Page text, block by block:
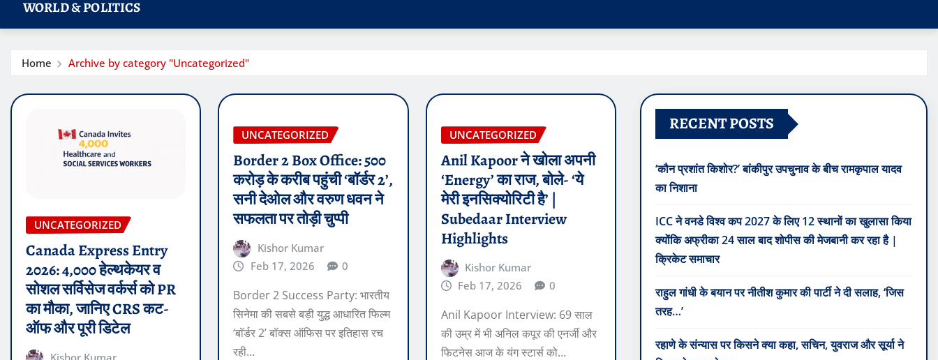
WORLD & POLITICS
Home Archive by category "Uncategorized"
UNCATEGORIZED
Canada Express Entry
2026: 4,000 हेल्थकेयर व
सोशल सर्विसेज वर्कर्स को PR
का मौका, जानिए CRS कट-
ऑफ और पूरी डिटेल
Kishor Kumar
UNCATEGORIZED
Border 2 Box Office: 500
करोड़ के करीब पहुंची ‘बॉर्डर 2’,
सनी देओल और वरुण धवन ने
सफलता पर तोड़ी चुप्पी
Kishor Kumar
Feb 17, 2026
0
Border 2 Success Party: भारतीय
सिनेमा की सबसे बड़ी युद्ध आधारित फिल्म
‘बॉर्डर 2’ बॉक्स ऑफिस पर इतिहास रच
रही…
UNCATEGORIZED
Anil Kapoor ने खोला अपनी
‘Energy’ का राज, बोले- ‘ये
मेरी इनसिक्योरिटी है’ |
Subedaar Interview
Highlights
Kishor Kumar
Feb 17, 2026
0
Anil Kapoor Interview: 69 साल
की उम्र में भी अनिल कपूर की एनर्जी और
फिटनेस आज के यंग स्टार्स को…
RECENT POSTS
‘कौन प्रशांत किशोर?’ बांकीपुर उपचुनाव के बीच रामकृपाल यादव
का निशाना
ICC ने वनडे विश्व कप 2027 के लिए 12 स्थानों का खुलासा किया
क्योंकि अफ्रीका 24 साल बाद शोपीस की मेजबानी कर रहा है |
क्रिकेट समाचार
राहुल गांधी के बयान पर नीतीश कुमार की पार्टी ने दी सलाह, ‘जिस
तरह…’
रहाणे के संन्यास पर किसने क्या कहा, सचिन, युवराज और सूर्या ने